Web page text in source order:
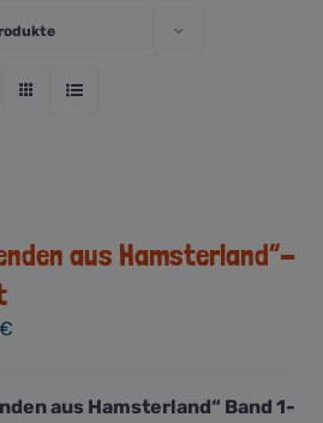
aus Hamsterland“-
€
aus Hamsterland“ Band 1-